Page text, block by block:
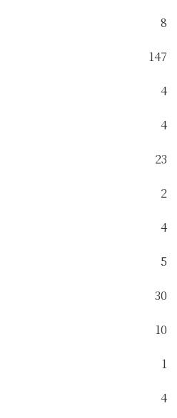
8
147
4
4
23
2
4
5
30
10
1
4